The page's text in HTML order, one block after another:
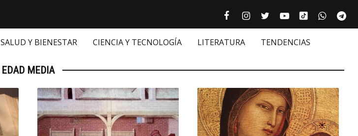
 Facebook culturizando.com |
 Instagram
 Twitter
 Youtube
Tiktok
 
SALUD Y BIENESTAR CIENCIA Y TECNOLOGÍA LITERATURA TENDENCIAS
EDAD MEDIA